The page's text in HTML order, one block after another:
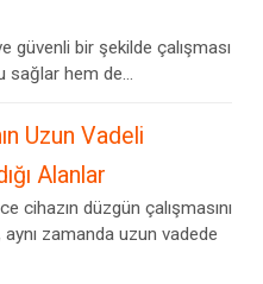
güvenli bir şekilde çalışması
sağlar hem de...
Uzun Vadeli
Alanlar
cihazın düzgün çalışmasını
zamanda uzun vadede